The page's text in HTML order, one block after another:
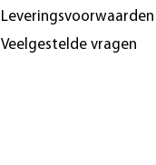
Leveringsvoorwaarden
Veelgestelde vragen